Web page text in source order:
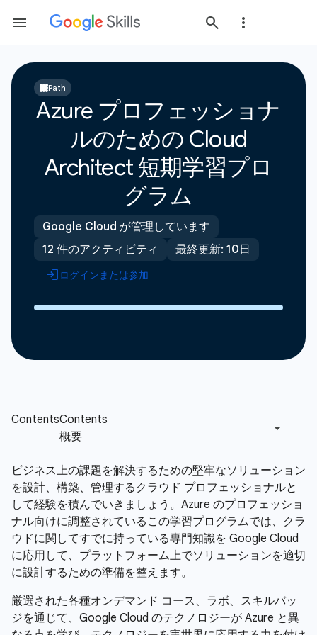
Path
Azure プロフェッショナ
ルのための Cloud
Architect 短期学習プロ
グラム
Google Cloud が管理しています
12 件のアクティビティ
最終更新: 10日
ログインまたは参加
ビジネス上の課題を解決するための堅牢なソリューション
を設計、構築、管理するクラウド プロフェッショナルと
して経験を積んでいきましょう。Azure のプロフェッショ
ナル向けに調整されているこの学習プログラムでは、クラ
ウドに関してすでに持っている専門知識を Google Cloud
に応用して、プラットフォーム上でソリューションを適切
に設計するための準備を整えます。
厳選された各種オンデマンド コース、ラボ、スキルバッ
ジを通じて、Google Cloud のテクノロジーが Azure と異